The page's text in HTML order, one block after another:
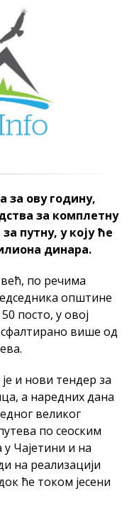
за ову годину,
за комплетну
путну, у коју ће
динара.
по речима
општине
посто, у овој
више од
и нови тендер за
а наредних дана
великог
по сеоским
Чајетини и на
на реализацији
ће током јесени